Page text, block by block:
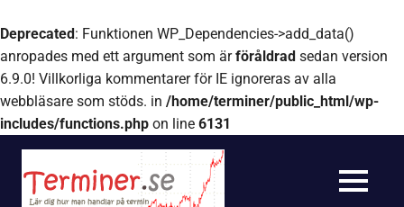
Deprecated: Funktionen WP_Dependencies->add_data()
anropades med ett argument som ärföråldrad sedan version
6.9.0! Villkorliga kommentarer för IE ignoreras av alla
webbläsare som stöds. in /home/terminer/public_html/wp-
includes/functions.php on line 6131
Hoppa
innehåll
Terminer.se
MENY